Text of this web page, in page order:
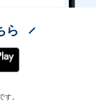
ら
。